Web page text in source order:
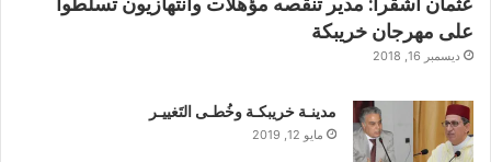
على مهرجان خريبكة
ديسمبر 16, 2018
مدينـة خريبكـة وخُطـى التَغييـر
مايو 12, 2019